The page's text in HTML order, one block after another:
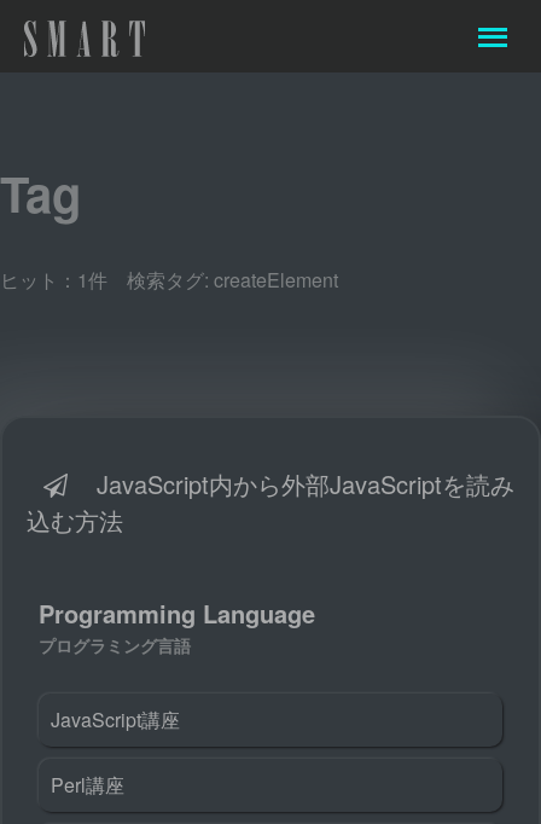
Tag
ヒット：1件 検索タグ: createElement
JavaScript内から外部JavaScriptを読み
込む方法
Programming Language
プログラミング言語
JavaScript講座
Perl講座